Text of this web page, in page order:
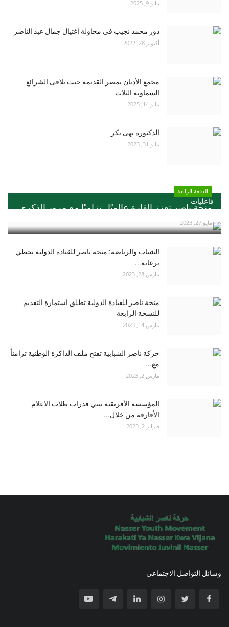
مايو 9, 2025
دور محمد نجيب فى محاولة اغتيال جمال عبد الناصر
أكتوبر 28, 2022
مجمع الأديان بمصر القديمة حيث تلاقى الشرائع
السماوية الثلاث
مايو 14, 2025
الدكتورة نهى بكر
مايو 31, 2023
فاعليات
الدفعة الرابعة
منحة ناصر تعزز القارة عالميًا ..تزامنًا مع مرور الذكري...
مايو 27, 2023
الشباب والرياضة: منحة ناصر للقيادة الدولية تحظي
برعاية...
مارس 28, 2023
منحة ناصر للقيادة الدولية تطلق استمارة التقديم
للنسخة الرابعة
مارس 14, 2023
حركة ناصر الشبابية تفتح ملف الذاكرة الوطنية تزامناً
مع...
مارس 2, 2023
المؤسسة الأفريقية تبني قدرات طلاب الاعلام
الأفارقة من خلال...
فبراير 2, 2023
وسائل التواصل الاجتماعي